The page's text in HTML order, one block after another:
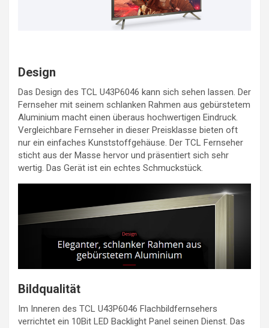
Design
Das Design des TCL U43P6046 kann sich sehen lassen. Der
Fernseher mit seinem schlanken Rahmen aus gebürstetem
Aluminium macht einen überaus hochwertigen Eindruck.
Vergleichbare Fernseher in dieser Preisklasse bieten oft
nur ein einfaches Kunststoffgehäuse. Der TCL Fernseher
sticht aus der Masse hervor und präsentiert sich sehr
wertig. Das Gerät ist ein echtes Schmuckstück.
Bildqualität
Im Inneren des TCL U43P6046 Flachbildfernsehers
verrichtet ein 10Bit LED Backlight Panel seinen Dienst. Das